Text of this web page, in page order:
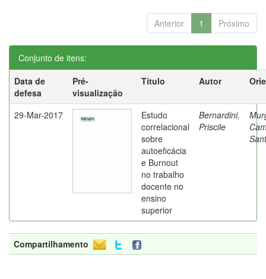
Anterior 1 Próximo
Conjunto de itens:
Data de
defesa
Pré-
visualização
Título Autor
29-Mar-2017
Estudo
correlacional
sobre
autoeficácia
e Burnout
no trabalho
docente no
ensino
superior
Bernardini,
Priscile
Compartilhamento